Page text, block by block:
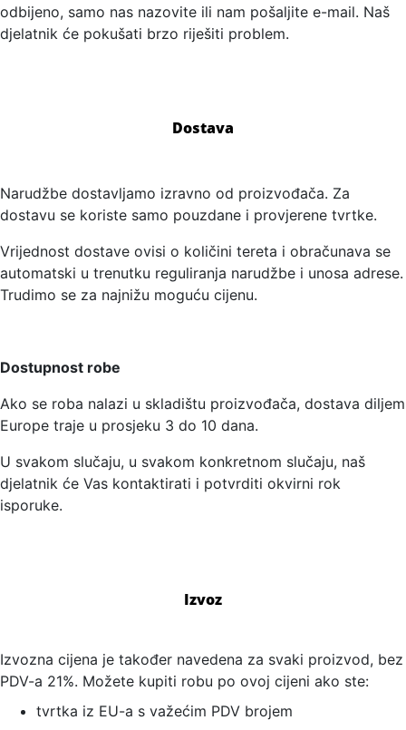
odbijeno, samo nas nazovite ili nam pošaljite e-mail. Naš
djelatnik će pokušati brzo riješiti problem.
Dostava
Narudžbe dostavljamo izravno od proizvođača. Za
dostavu se koriste samo pouzdane i provjerene tvrtke.
Vrijednost dostave ovisi o količini tereta i obračunava se
automatski u trenutku reguliranja narudžbe i unosa adrese.
Trudimo se za najnižu moguću cijenu.
Dostupnost robe
Ako se roba nalazi u skladištu proizvođača, dostava diljem
Europe traje u prosjeku 3 do 10 dana.
U svakom slučaju, u svakom konkretnom slučaju, naš
djelatnik će Vas kontaktirati i potvrditi okvirni rok
isporuke.
Izvoz
Izvozna cijena je također navedena za svaki proizvod, bez
PDV-a 21%. Možete kupiti robu po ovoj cijeni ako ste:
tvrtka iz EU-a s važećim PDV brojem